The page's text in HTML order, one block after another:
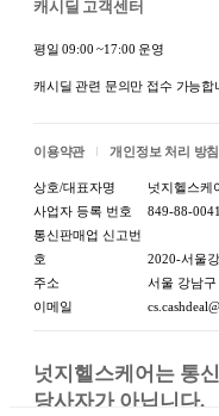
캐시딜 고객센터
평일 09:00 ~17:00 운영
캐시딜 관련 문의만 접수 가능합
이용약관 개인정보 처리 방침
상호/대표자명
넛지헬스케
사업자 등록 번호
849-88-
통신판매업 신고번
호
2020-서울
주소
서울 강남
이메일
넛지헬스케어는 통
당사자가 아닙니다.